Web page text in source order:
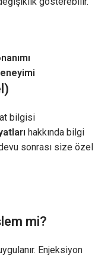
bilgisi
hakkında bilgi
sonrası size özel
mi?
Enjeksiyon